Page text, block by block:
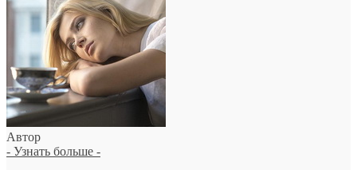
Автор
- Узнать больше -